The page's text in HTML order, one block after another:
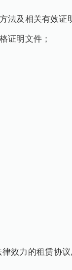
法及相关有效证
证明文件；
效力的租赁协